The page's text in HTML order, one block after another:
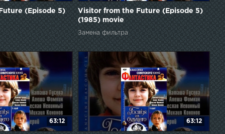
(Episode 5)
Visitor from the Future (Episode 5)
(1985) movie
Замена фильтра
63:12 63:12